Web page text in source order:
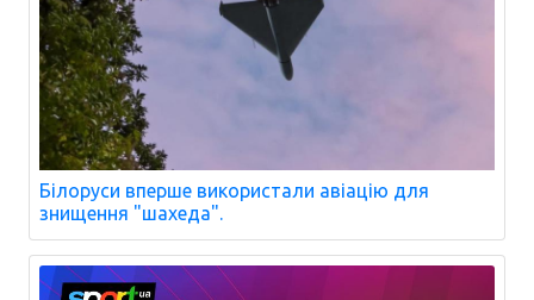
Білоруси вперше використали авіацію для
знищення "шахеда".